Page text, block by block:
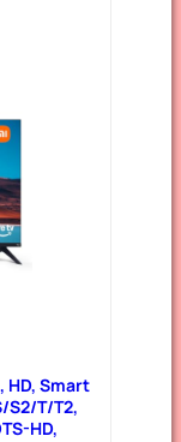
HD, Smart
S2/T/T2,
HD,